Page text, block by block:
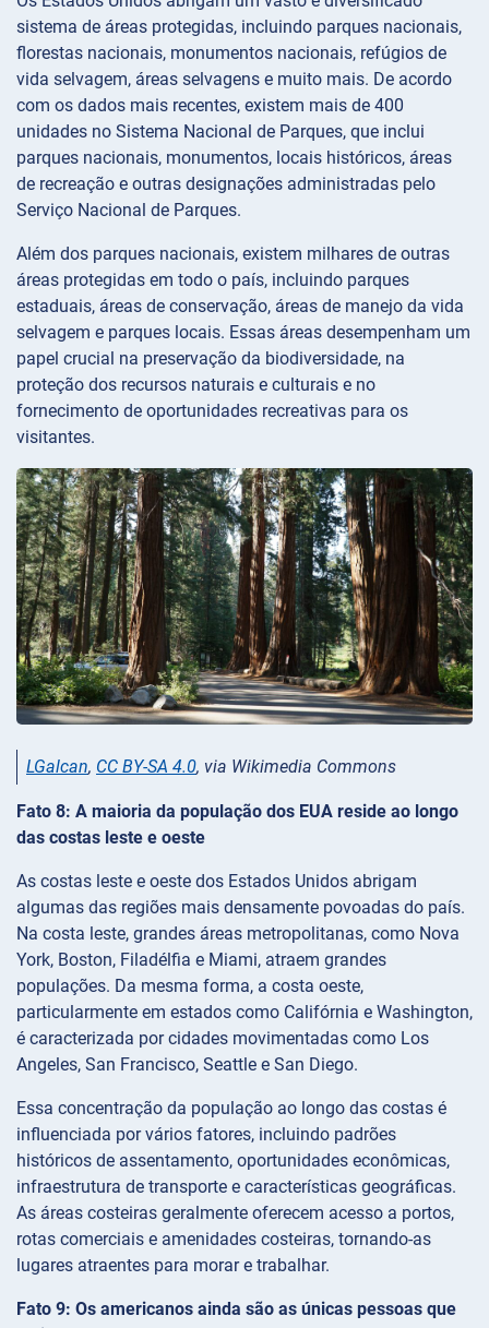
sistema de áreas protegidas, incluindo parques nacionais,
florestas nacionais, monumentos nacionais, refúgios de
vida selvagem, áreas selvagens e muito mais. De acordo
com os dados mais recentes, existem mais de 400
unidades no Sistema Nacional de Parques, que inclui
parques nacionais, monumentos, locais históricos, áreas
de recreação e outras designações administradas pelo
Serviço Nacional de Parques.
Além dos parques nacionais, existem milhares de outras
áreas protegidas em todo o país, incluindo parques
estaduais, áreas de conservação, áreas de manejo da vida
selvagem e parques locais. Essas áreas desempenham um
papel crucial na preservação da biodiversidade, na
proteção dos recursos naturais e culturais e no
fornecimento de oportunidades recreativas para os
visitantes.
LGalcan, CC BY-SA 4.0, via Wikimedia Commons
Fato 8: A maioria da população dos EUA reside ao longo
das costas leste e oeste
As costas leste e oeste dos Estados Unidos abrigam
algumas das regiões mais densamente povoadas do país.
Na costa leste, grandes áreas metropolitanas, como Nova
York, Boston, Filadélfia e Miami, atraem grandes
populações. Da mesma forma, a costa oeste,
particularmente em estados como Califórnia e Washington,
é caracterizada por cidades movimentadas como Los
Angeles, San Francisco, Seattle e San Diego.
Essa concentração da população ao longo das costas é
influenciada por vários fatores, incluindo padrões
históricos de assentamento, oportunidades econômicas,
infraestrutura de transporte e características geográficas.
As áreas costeiras geralmente oferecem acesso a portos,
rotas comerciais e amenidades costeiras, tornando-as
lugares atraentes para morar e trabalhar.
Fato 9: Os americanos ainda são as únicas pessoas que